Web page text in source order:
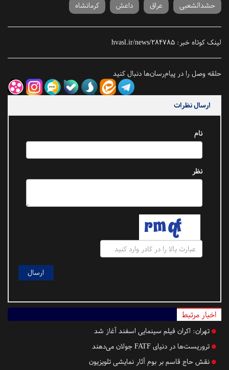
حشدالشعبی
عراق داعش کرمانشاه
لینک کوتاه خبر: hvasl.ir/news/284785
حلقه وصل را در پیام‌رسان‌ها دنبال کنید
ارسال نظرات
نام
نظر
اخبار مرتبط
تهران: اکران فیلم سینمایی اسفند آغاز شد
تروریست‌ها در دنیای FATF جولان می‌دهند
نقش حاج قاسم بر بوم آثار نمایشی تلویزیون